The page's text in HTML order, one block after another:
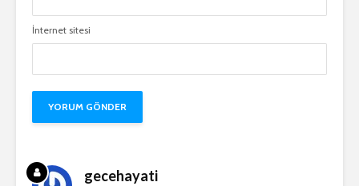
İnternet sitesi
gecehayati